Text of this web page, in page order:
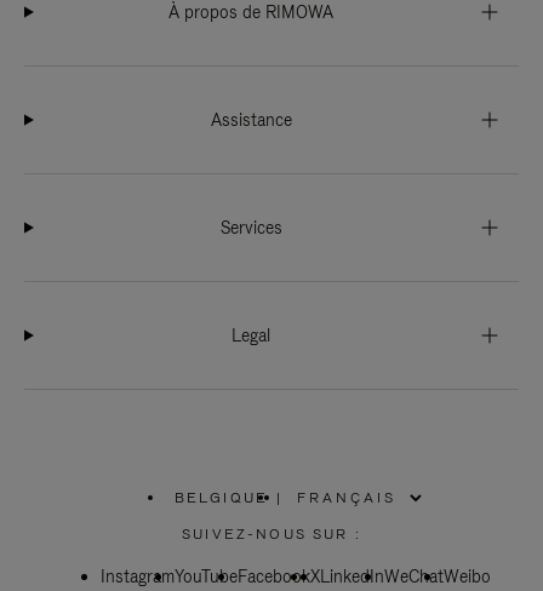
À propos de RIMOWA
Assistance
Services
Legal
BELGIQUE
SÉLECTIONNEZ
VOTRE
|
SUIVEZ-NOUS SUR :
InstagramYouTubeFacebookXLinkedInWeChatWeibo